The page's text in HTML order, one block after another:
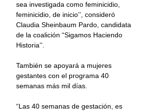
sea investigada como feminicidio,
feminicidio, de inicio’’, consideró
Claudia Sheinbaum Pardo, candidata
de la coalición “Sigamos Haciendo
Historia’’.
También se apoyará a mujeres
gestantes con el programa 40
semanas más mil días.
“Las 40 semanas de gestación, es